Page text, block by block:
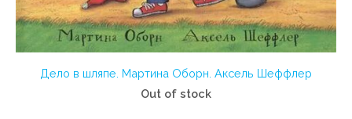
Дело в шляпе. Мартина Оборн. Аксель Шеффлер
Out of stock